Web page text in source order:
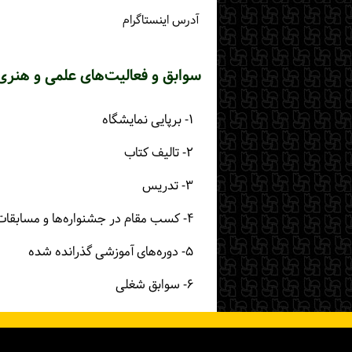
آدرس اینستاگرام
سوابق و فعالیت‌های علمی و
۱- برپایی نمایشگاه
۲- تالیف کتاب
۳- تدریس
۴- کسب مقام در جشنواره‌ها و مسابقات
۵- دوره‌های آموزشی گذرانده شده
۶- سوابق شغلی